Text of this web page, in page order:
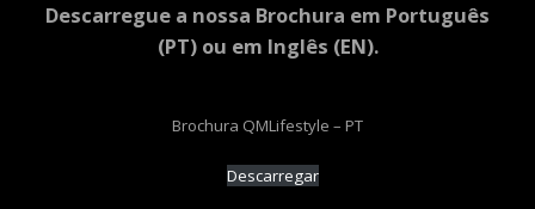
Descarregue a nossa Brochura em Português
(PT) ou em Inglês (EN).
Brochura QMLifestyle – PT
Descarregar